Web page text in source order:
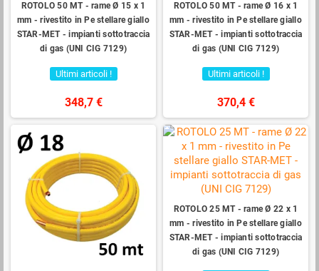
ROTOLO 50 MT - rame Ø 15 x 1
mm - rivestito in Pe stellare giallo
STAR-MET - impianti sottotraccia
di gas (UNI CIG 7129)
Ultimi articoli !
348,7 €
ROTOLO 50 MT - rame Ø 16 x 1
mm - rivestito in Pe stellare giallo
STAR-MET - impianti sottotraccia
di gas (UNI CIG 7129)
Ultimi articoli !
370,4 €
ROTOLO 25 MT - rame Ø 22 x 1
mm - rivestito in Pe stellare giallo
STAR-MET - impianti sottotraccia
di gas (UNI CIG 7129)